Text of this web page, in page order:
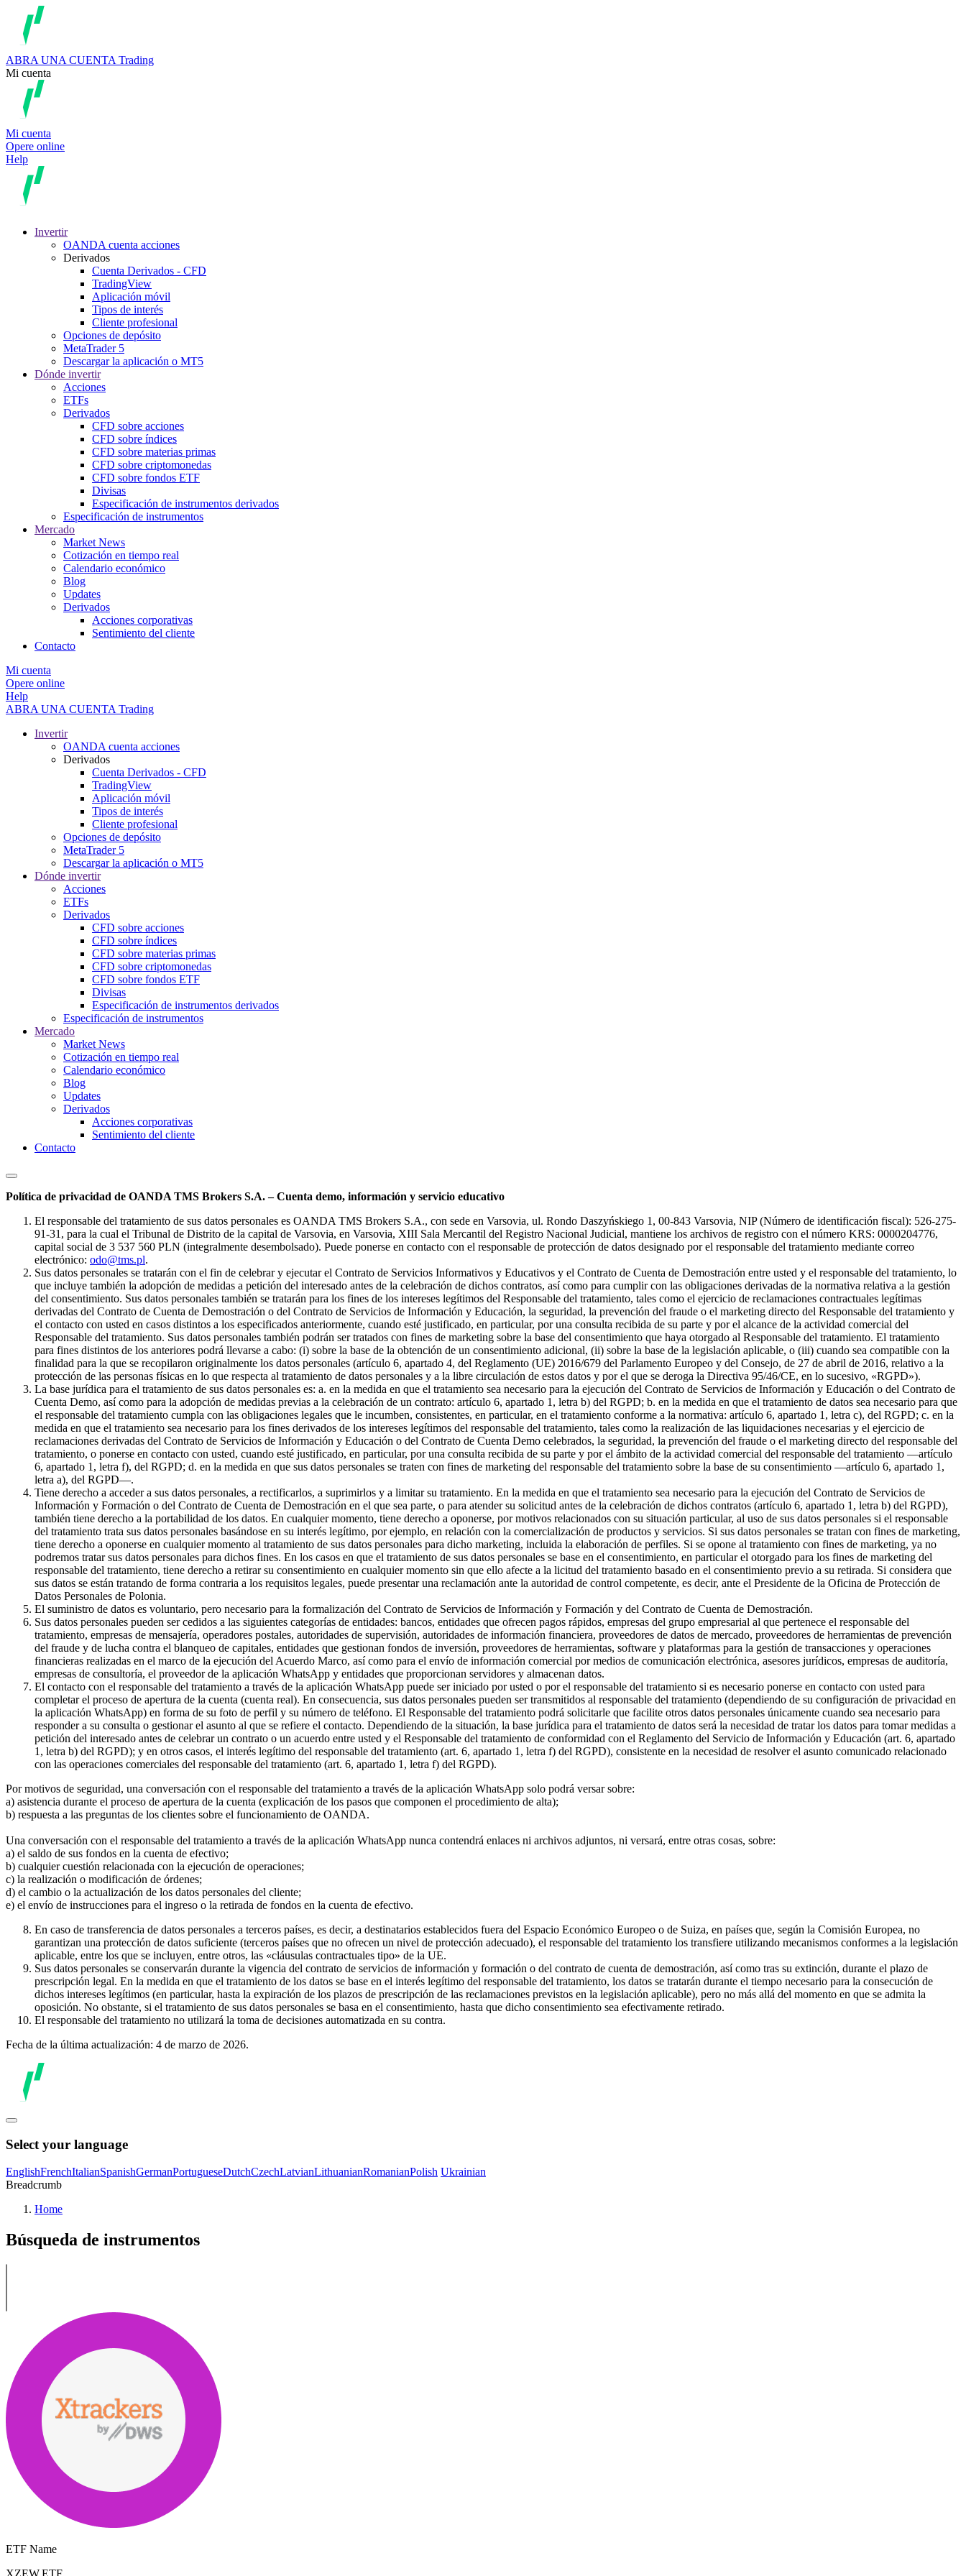
ABRA UNA CUENTA Trading
Mi cuenta
Mi cuenta
Opere online
Help
Invertir
OANDA cuenta acciones
Derivados
Cuenta Derivados - CFD
TradingView
Aplicación móvil
Tipos de interés
Cliente profesional
Opciones de depósito
MetaTrader 5
Descargar la aplicación o MT5
Dónde invertir
Acciones
ETFs
Derivados
CFD sobre acciones
CFD sobre índices
CFD sobre materias primas
CFD sobre criptomonedas
CFD sobre fondos ETF
Divisas
Especificación de instrumentos derivados
Especificación de instrumentos
Mercado
Market News
Cotización en tiempo real
Calendario económico
Blog
Updates
Derivados
Acciones corporativas
Sentimiento del cliente
Contacto
Mi cuenta
Opere online
Help
ABRA UNA CUENTA Trading
Invertir
OANDA cuenta acciones
Derivados
Cuenta Derivados - CFD
TradingView
Aplicación móvil
Tipos de interés
Cliente profesional
Opciones de depósito
MetaTrader 5
Descargar la aplicación o MT5
Dónde invertir
Acciones
ETFs
Derivados
CFD sobre acciones
CFD sobre índices
CFD sobre materias primas
CFD sobre criptomonedas
CFD sobre fondos ETF
Divisas
Especificación de instrumentos derivados
Especificación de instrumentos
Mercado
Market News
Cotización en tiempo real
Calendario económico
Blog
Updates
Derivados
Acciones corporativas
Sentimiento del cliente
Contacto
Política de privacidad de OANDA TMS Brokers S.A. – Cuenta demo, información y servicio educativo
El responsable del tratamiento de sus datos personales es OANDA TMS Brokers S.A., con sede en Varsovia, ul. Rondo Daszyńskiego 1, 00-843 Varsovia, NIP (Número de identificación fiscal): 526-275-
91-31, para la cual el Tribunal de Distrito de la capital de Varsovia, en Varsovia, XIII Sala Mercantil del Registro Nacional Judicial, mantiene los archivos de registro con el número KRS: 0000204776,
capital social de 3 537 560 PLN (integralmente desembolsado). Puede ponerse en contacto con el responsable de protección de datos designado por el responsable del tratamiento mediante correo
electrónico: odo@tms.pl.
Sus datos personales se tratarán con el fin de celebrar y ejecutar el Contrato de Servicios Informativos y Educativos y el Contrato de Cuenta de Demostración entre usted y el responsable del tratamiento, lo
que incluye también la adopción de medidas a petición del interesado antes de la celebración de dichos contratos, así como para cumplir con las obligaciones derivadas de la normativa relativa a la gestión
del consentimiento. Sus datos personales también se tratarán para los fines de los intereses legítimos del Responsable del tratamiento, tales como el ejercicio de reclamaciones contractuales legítimas
derivadas del Contrato de Cuenta de Demostración o del Contrato de Servicios de Información y Educación, la seguridad, la prevención del fraude o el marketing directo del Responsable del tratamiento y
el contacto con usted en casos distintos a los especificados anteriormente, cuando esté justificado, en particular, por una consulta recibida de su parte y por el alcance de la actividad comercial del
Responsable del tratamiento. Sus datos personales también podrán ser tratados con fines de marketing sobre la base del consentimiento que haya otorgado al Responsable del tratamiento. El tratamiento
para fines distintos de los anteriores podrá llevarse a cabo: (i) sobre la base de la obtención de un consentimiento adicional, (ii) sobre la base de la legislación aplicable, o (iii) cuando sea compatible con la
finalidad para la que se recopilaron originalmente los datos personales (artículo 6, apartado 4, del Reglamento (UE) 2016/679 del Parlamento Europeo y del Consejo, de 27 de abril de 2016, relativo a la
protección de las personas físicas en lo que respecta al tratamiento de datos personales y a la libre circulación de estos datos y por el que se deroga la Directiva 95/46/CE, en lo sucesivo, «RGPD»).
La base jurídica para el tratamiento de sus datos personales es: a. en la medida en que el tratamiento sea necesario para la ejecución del Contrato de Servicios de Información y Educación o del Contrato de
Cuenta Demo, así como para la adopción de medidas previas a la celebración de un contrato: artículo 6, apartado 1, letra b) del RGPD; b. en la medida en que el tratamiento de datos sea necesario para que
el responsable del tratamiento cumpla con las obligaciones legales que le incumben, consistentes, en particular, en el tratamiento conforme a la normativa: artículo 6, apartado 1, letra c), del RGPD; c. en la
medida en que el tratamiento sea necesario para los fines derivados de los intereses legítimos del responsable del tratamiento, tales como la realización de las liquidaciones necesarias y el ejercicio de
reclamaciones derivadas del Contrato de Servicios de Información y Educación o del Contrato de Cuenta Demo celebrados, la seguridad, la prevención del fraude o el marketing directo del responsable del
tratamiento, o ponerse en contacto con usted, cuando esté justificado, en particular, por una consulta recibida de su parte y por el ámbito de la actividad comercial del responsable del tratamiento —artículo
6, apartado 1, letra f), del RGPD; d. en la medida en que sus datos personales se traten con fines de marketing del responsable del tratamiento sobre la base de su consentimiento —artículo 6, apartado 1,
letra a), del RGPD—.
Tiene derecho a acceder a sus datos personales, a rectificarlos, a suprimirlos y a limitar su tratamiento. En la medida en que el tratamiento sea necesario para la ejecución del Contrato de Servicios de
Información y Formación o del Contrato de Cuenta de Demostración en el que sea parte, o para atender su solicitud antes de la celebración de dichos contratos (artículo 6, apartado 1, letra b) del RGPD),
también tiene derecho a la portabilidad de los datos. En cualquier momento, tiene derecho a oponerse, por motivos relacionados con su situación particular, al uso de sus datos personales si el responsable
del tratamiento trata sus datos personales basándose en su interés legítimo, por ejemplo, en relación con la comercialización de productos y servicios. Si sus datos personales se tratan con fines de marketing,
tiene derecho a oponerse en cualquier momento al tratamiento de sus datos personales para dicho marketing, incluida la elaboración de perfiles. Si se opone al tratamiento con fines de marketing, ya no
podremos tratar sus datos personales para dichos fines. En los casos en que el tratamiento de sus datos personales se base en el consentimiento, en particular el otorgado para los fines de marketing del
responsable del tratamiento, tiene derecho a retirar su consentimiento en cualquier momento sin que ello afecte a la licitud del tratamiento basado en el consentimiento previo a su retirada. Si considera que
sus datos se están tratando de forma contraria a los requisitos legales, puede presentar una reclamación ante la autoridad de control competente, es decir, ante el Presidente de la Oficina de Protección de
Datos Personales de Polonia.
El suministro de datos es voluntario, pero necesario para la formalización del Contrato de Servicios de Información y Formación y del Contrato de Cuenta de Demostración.
Sus datos personales pueden ser cedidos a las siguientes categorías de entidades: bancos, entidades que ofrecen pagos rápidos, empresas del grupo empresarial al que pertenece el responsable del
tratamiento, empresas de mensajería, operadores postales, autoridades de supervisión, autoridades de información financiera, proveedores de datos de mercado, proveedores de herramientas de prevención
del fraude y de lucha contra el blanqueo de capitales, entidades que gestionan fondos de inversión, proveedores de herramientas, software y plataformas para la gestión de transacciones y operaciones
financieras realizadas en el marco de la ejecución del Acuerdo Marco, así como para el envío de información comercial por medios de comunicación electrónica, asesores jurídicos, empresas de auditoría,
empresas de consultoría, el proveedor de la aplicación WhatsApp y entidades que proporcionan servidores y almacenan datos.
El contacto con el responsable del tratamiento a través de la aplicación WhatsApp puede ser iniciado por usted o por el responsable del tratamiento si es necesario ponerse en contacto con usted para
completar el proceso de apertura de la cuenta (cuenta real). En consecuencia, sus datos personales pueden ser transmitidos al responsable del tratamiento (dependiendo de su configuración de privacidad en
la aplicación WhatsApp) en forma de su foto de perfil y su número de teléfono. El Responsable del tratamiento podrá solicitarle que facilite otros datos personales únicamente cuando sea necesario para
responder a su consulta o gestionar el asunto al que se refiere el contacto. Dependiendo de la situación, la base jurídica para el tratamiento de datos será la necesidad de tratar los datos para tomar medidas a
petición del interesado antes de celebrar un contrato o un acuerdo entre usted y el Responsable del tratamiento de conformidad con el Reglamento del Servicio de Información y Educación (art. 6, apartado
1, letra b) del RGPD); y en otros casos, el interés legítimo del responsable del tratamiento (art. 6, apartado 1, letra f) del RGPD), consistente en la necesidad de resolver el asunto comunicado relacionado
con las operaciones comerciales del responsable del tratamiento (art. 6, apartado 1, letra f) del RGPD).
Por motivos de seguridad, una conversación con el responsable del tratamiento a través de la aplicación WhatsApp solo podrá versar sobre:
a) asistencia durante el proceso de apertura de la cuenta (explicación de los pasos que componen el procedimiento de alta);
b) respuesta a las preguntas de los clientes sobre el funcionamiento de OANDA.
Una conversación con el responsable del tratamiento a través de la aplicación WhatsApp nunca contendrá enlaces ni archivos adjuntos, ni versará, entre otras cosas, sobre:
a) el saldo de sus fondos en la cuenta de efectivo;
b) cualquier cuestión relacionada con la ejecución de operaciones;
c) la realización o modificación de órdenes;
d) el cambio o la actualización de los datos personales del cliente;
e) el envío de instrucciones para el ingreso o la retirada de fondos en la cuenta de efectivo.
En caso de transferencia de datos personales a terceros países, es decir, a destinatarios establecidos fuera del Espacio Económico Europeo o de Suiza, en países que, según la Comisión Europea, no
garantizan una protección de datos suficiente (terceros países que no ofrecen un nivel de protección adecuado), el responsable del tratamiento los transfiere utilizando mecanismos conformes a la legislación
aplicable, entre los que se incluyen, entre otros, las «cláusulas contractuales tipo» de la UE.
Sus datos personales se conservarán durante la vigencia del contrato de servicios de información y formación o del contrato de cuenta de demostración, así como tras su extinción, durante el plazo de
prescripción legal. En la medida en que el tratamiento de los datos se base en el interés legítimo del responsable del tratamiento, los datos se tratarán durante el tiempo necesario para la consecución de
dichos intereses legítimos (en particular, hasta la expiración de los plazos de prescripción de las reclamaciones previstos en la legislación aplicable), pero no más allá del momento en que se admita la
oposición. No obstante, si el tratamiento de sus datos personales se basa en el consentimiento, hasta que dicho consentimiento sea efectivamente retirado.
El responsable del tratamiento no utilizará la toma de decisiones automatizada en su contra.
Fecha de la última actualización: 4 de marzo de 2026.
Select your language
EnglishFrenchItalianSpanishGermanPortugueseDutchCzechLatvianLithuanianRomanianPolish Ukrainian
Breadcrumb
Home
Búsqueda de instrumentos
ETF Name